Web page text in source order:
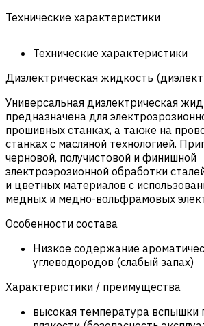
Технические характеристики
Технические характеристики
Диэлектрическая жидкость
Универсальная диэлектрическая
предназначена для
прошивных станках, а также на
станках с масляной технологией.
черновой, получистовой и финишной
электроэрозионной обработки
и цветных материалов с
медных и медно-вольфрамовых
Особенности состава
Низкое содержание
углеводородов (слабый запах)
Характеристики / преимущества
высокая температура вспышки